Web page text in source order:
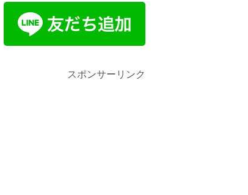
スポンサーリンク